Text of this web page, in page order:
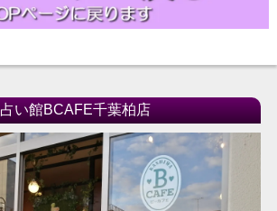
占い館BCAFE千葉柏店